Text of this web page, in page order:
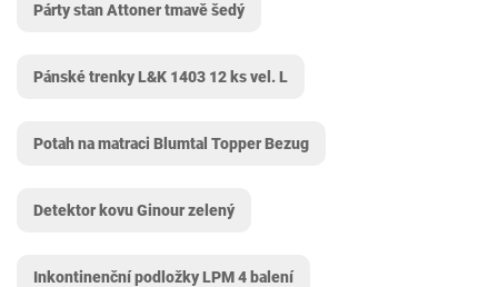
Párty stan Attoner tmavě šedý
Pánské trenky L&K 1403 12 ks vel. L
Potah na matraci Blumtal Topper Bezug
Detektor kovu Ginour zelený
Inkontinenční podložky LPM 4 balení